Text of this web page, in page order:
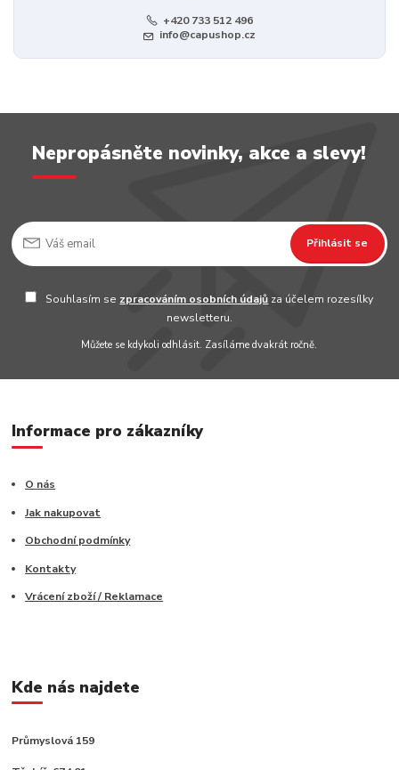
+420 733 512 496
info@capushop.cz
Nepropásněte novinky, akce a slevy!
Přihlásit se
Souhlasím se zpracováním osobních údajů za účelem rozesílky
newsletteru.
Můžete se kdykoli odhlásit. Zasíláme dvakrát ročně.
Informace pro zákazníky
O nás
Jak nakupovat
Obchodní podmínky
Kontakty
Vrácení zboží / Reklamace
Kde nás najdete
Průmyslová 159